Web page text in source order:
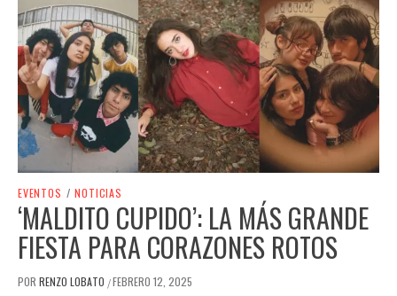
EVENTOS / NOTICIAS
‘MALDITO CUPIDO’: LA MÁS GRANDE
FIESTA PARA CORAZONES ROTOS
POR RENZO LOBATO /FEBRERO 12, 2025